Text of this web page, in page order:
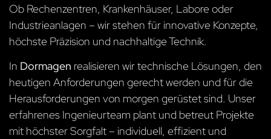
Ob Rechenzentren, Krankenhäuser, Labore oder
Industrieanlagen – wir stehen für innovative Konzepte,
höchste Präzision und nachhaltige Technik.
In Dormagen realisieren wir technische Lösungen, den
heutigen Anforderungen gerecht werden und für die
Herausforderungen von morgen gerüstet sind. Unser
erfahrenes Ingenieurteam plant und betreut Projekte
mit höchster Sorgfalt – individuell, effizient und